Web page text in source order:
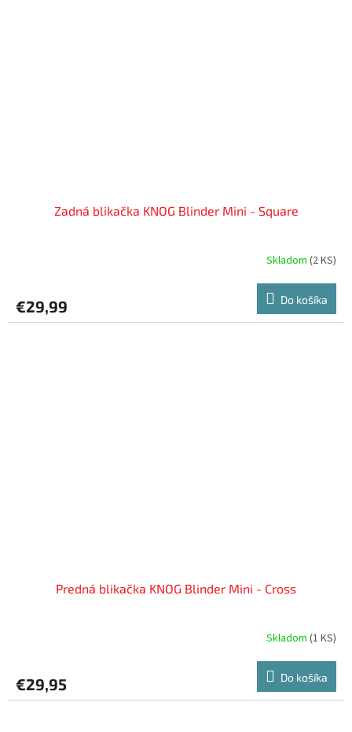
Zadná blikačka KNOG Blinder Mini - Square
Skladom (2 KS)
€29,99 Do košíka
Predná blikačka KNOG Blinder Mini - Cross
Skladom (1 KS)
€29,95 Do košíka